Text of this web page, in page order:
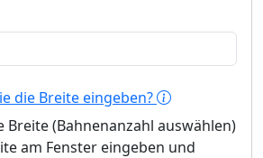
die Breite eingeben?
Breite (Bahnenanzahl auswählen)
am Fenster eingeben und